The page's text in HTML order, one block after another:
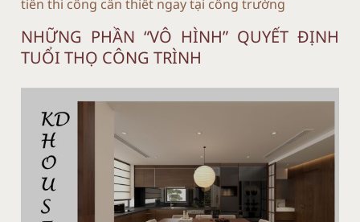
tiến thi công cần thiết ngay tại công trường
NHỮNG PHẦN “VÔ HÌNH” QUYẾT ĐỊNH
TUỔI THỌ CÔNG TRÌNH